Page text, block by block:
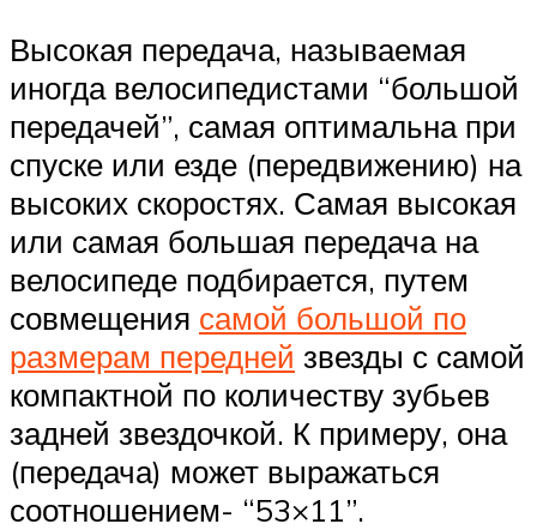
Высокая передача, называемая
иногда велосипедистами “большой
передачей”, самая оптимальна при
спуске или езде (передвижению) на
высоких скоростях. Самая высокая
или самая большая передача на
велосипеде подбирается, путем
совмещения самой большой по
размерам передней звезды с самой
компактной по количеству зубьев
задней звездочкой. К примеру, она
(передача) может выражаться
соотношением- “53×11”.